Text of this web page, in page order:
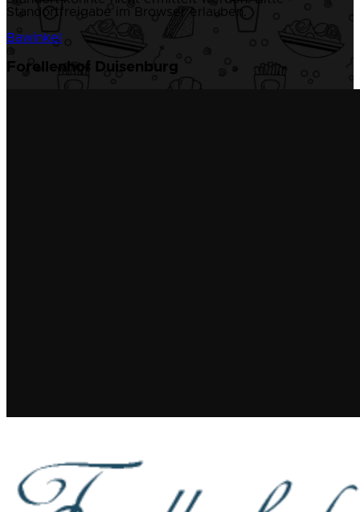
Standortfreigabe im Browser erlauben.
Bawinkel
Forellenhof Duisenburg